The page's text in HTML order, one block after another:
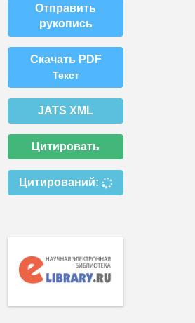
Отправить
рукопись
Скачать PDF
Текст
JATS XML
Цитировать
Цитирований: